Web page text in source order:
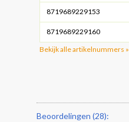
8719689229153
8719689229160
Bekijk alle artikelnummers »
Beoordelingen (28):